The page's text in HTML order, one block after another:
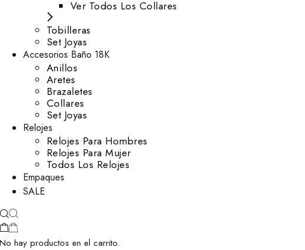
Ver Todos Los Collares
Tobilleras
Set Joyas
Accesorios Baño 18K
Anillos
Aretes
Brazaletes
Collares
Set Joyas
Relojes
Relojes Para Hombres
Relojes Para Mujer
Todos Los Relojes
Empaques
SALE
hay productos en el carrito.